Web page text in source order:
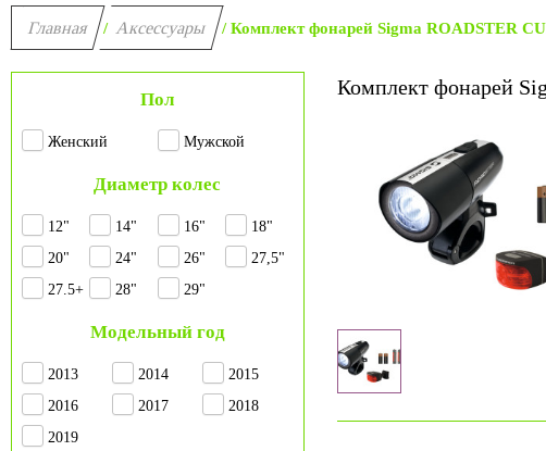
Главная / Аксессуары / Комплект фонарей Sigma ROADSTER
Пол
Женский Мужской
Диаметр колес
12" 14" 16"
18"
20"
24" 26"
27,5"
27.5+
28" 29"
Модельный год
2013 2014
2015
2016
2017
2018
2019
Комплект фонарей